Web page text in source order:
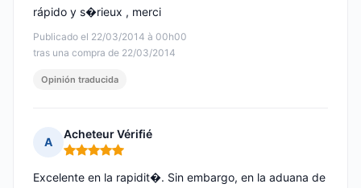
Publicado el 22/03/2014 à 00h00
tras una compra de 22/03/2014
rápido y s�rieux , merci
Opinión traducida
A
Acheteur Vérifié
Nota: 5 de 5
Excelente en la rapidit�. Sin embargo, en la aduana de